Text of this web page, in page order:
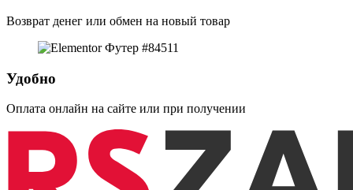
Возврат денег или обмен на новый товар
Удобно
Оплата онлайн на сайте или при получении